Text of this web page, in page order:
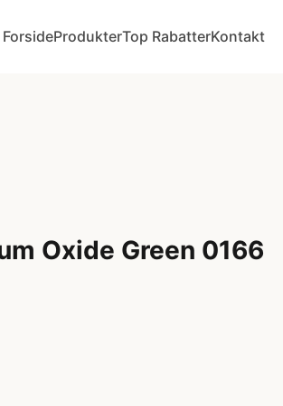
ForsideProdukterTop RabatterKontakt
Oxide Green 0166